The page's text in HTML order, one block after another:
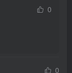
0
0